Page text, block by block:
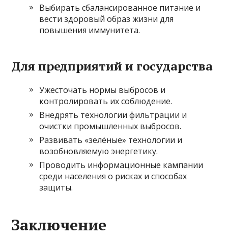
Выбирать сбалансированное питание и
вести здоровый образ жизни для
повышения иммунитета.
Для предприятий и государства
Ужесточать нормы выбросов и
контролировать их соблюдение.
Внедрять технологии фильтрации и
очистки промышленных выбросов.
Развивать «зелёные» технологии и
возобновляемую энергетику.
Проводить информационные кампании
среди населения о рисках и способах
защиты.
Заключение